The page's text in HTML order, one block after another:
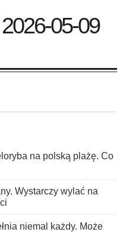
05-09
na polską plażę. Co
Wystarczy wylać na
niemal każdy. Może